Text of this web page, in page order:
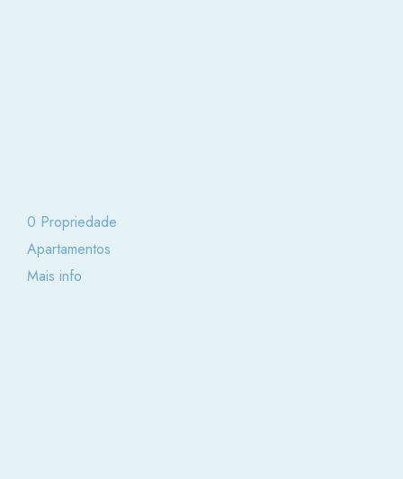
0 Propriedade
Apartamentos
Mais info